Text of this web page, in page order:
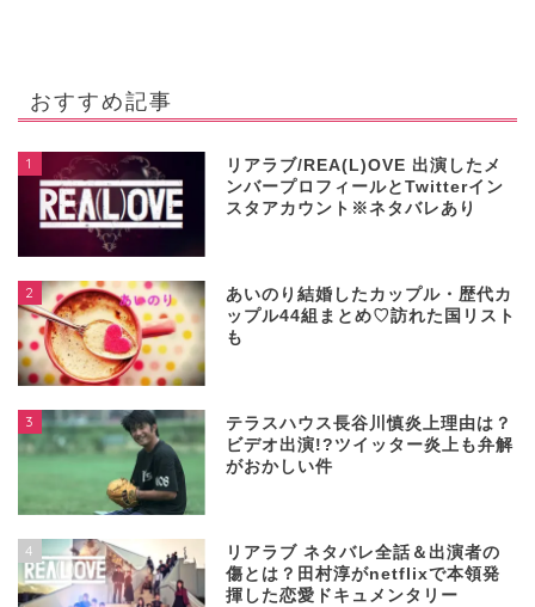
おすすめ記事
1
リアラブ/REA(L)OVE 出演したメ
ンバープロフィールとTwitterイン
スタアカウント※ネタバレあり
2
あいのり結婚したカップル・歴代カ
ップル44組まとめ♡訪れた国リスト
も
3
テラスハウス長谷川慎炎上理由は？
ビデオ出演!?ツイッター炎上も弁解
がおかしい件
4
リアラブ ネタバレ全話＆出演者の
傷とは？田村淳がnetflixで本領発
揮した恋愛ドキュメンタリー